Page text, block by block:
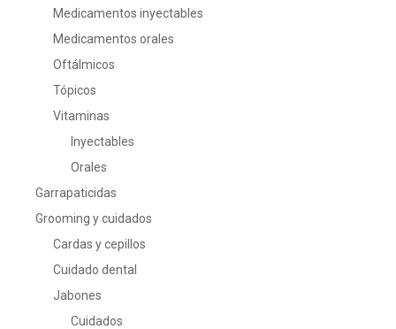
Medicamentos inyectables
Medicamentos orales
Oftálmicos
Tópicos
Vitaminas
Inyectables
Orales
Garrapaticidas
Grooming y cuidados
Cardas y cepillos
Cuidado dental
Jabones
Cuidados